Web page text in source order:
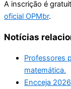
A inscrição é
oficial OPMbr.
Notícias
Professores
matemática.
Encceja